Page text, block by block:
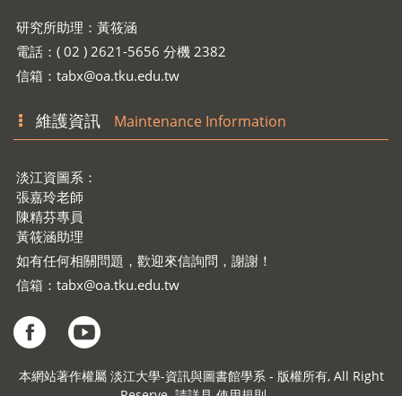
研究所助理：黃筱涵
電話：( 02 ) 2621-5656 分機 2382
信箱： tabx@oa.tku.edu.tw
維護資訊 Maintenance Information
淡江資圖系：
張嘉玲老師
陳精芬專員
黃筱涵助理
如有任何相關問題，歡迎來信詢問，謝謝！
信箱： tabx@oa.tku.edu.tw
本網站著作權屬 淡江大學-資訊與圖書館學系 - 版權所有, All Right